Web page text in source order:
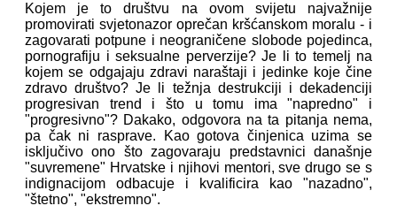
Kojem je to društvu na ovom svijetu najvažnije
promovirati svjetonazor oprečan kršćanskom moralu - i
zagovarati potpune i neograničene slobode pojedinca,
pornografiju i seksualne perverzije? Je li to temelj na
kojem se odgajaju zdravi naraštaji i jedinke koje čine
zdravo društvo? Je li težnja destrukciji i dekadenciji
progresivan trend i što u tomu ima "napredno" i
"progresivno"? Dakako, odgovora na ta pitanja nema,
pa čak ni rasprave. Kao gotova činjenica uzima se
isključivo ono što zagovaraju predstavnici današnje
"suvremene" Hrvatske i njihovi mentori, sve drugo se s
indignacijom odbacuje i kvalificira kao "nazadno",
"štetno", "ekstremno".